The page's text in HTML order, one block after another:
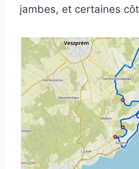
jambes, et certaines